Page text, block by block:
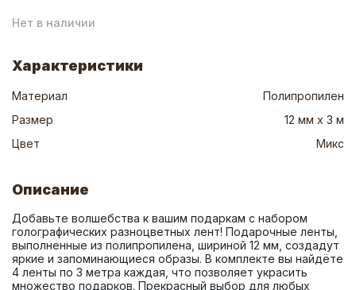
Нет в наличии
Характеристики
Материал
Полипропилен
Размер
12 мм х 3 м
Цвет
Микс
Описание
Добавьте волшебства к вашим подаркам с набором
голографических разноцветных лент! Подарочные ленты,
выполненные из полипропилена, шириной 12 мм, создадут
яркие и запоминающиеся образы. В комплекте вы найдёте
4 ленты по 3 метра каждая, что позволяет украсить
множество подарков. Прекрасный выбор для любых